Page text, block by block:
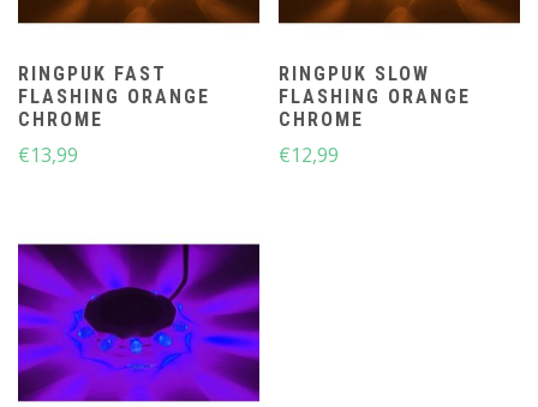
RINGPUK FAST
FLASHING ORANGE
CHROME
€13,99
RINGPUK SLOW
FLASHING ORANGE
CHROME
€12,99